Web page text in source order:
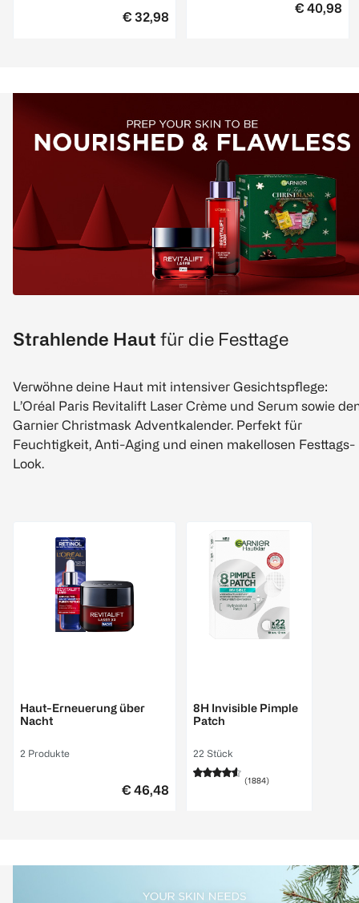
€ 32,98
€ 40,98
Strahlende Haut für die Festtage
Verwöhne deine Haut mit intensiver Gesichtspflege:
L’Oréal Paris Revitalift Laser Crème und Serum sowie
Garnier Christmask Adventkalender. Perfekt für
Feuchtigkeit, Anti-Aging und einen makellosen Festtags-
Look.
Haut-Erneuerung über
Nacht
2 Produkte
€ 46,48
8H Invisible Pimple
Patch
22 Stück
(1884)